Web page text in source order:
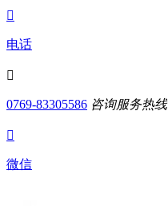

电话

0769-83305586 咨询服务热线

微信